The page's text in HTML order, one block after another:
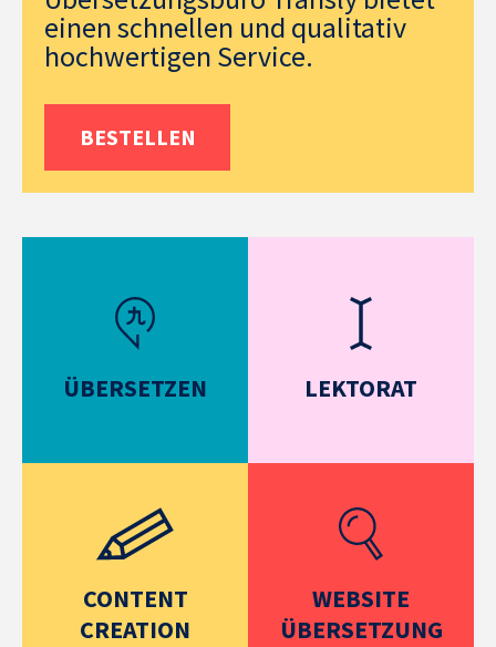
einen schnellen und qualitativ
hochwertigen Service.
BESTELLEN
ÜBERSETZEN LEKTORAT
CONTENT
CREATION
WEBSITE
ÜBERSETZUNG